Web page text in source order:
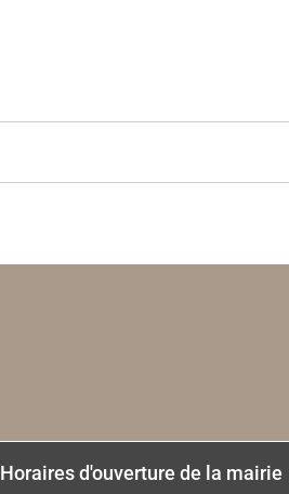
Horaires d'ouverture de la mairie